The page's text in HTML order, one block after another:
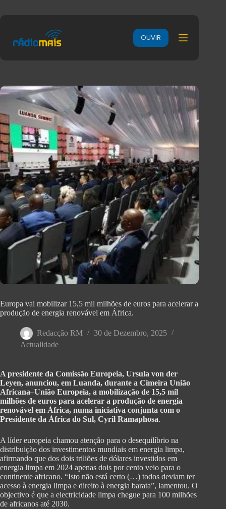
OUVIR
Europa vai mobilizar 15,5 mil milhões de euros para acelerar a
produção de energia renovável em África.
Redacção RM
30 de Dezembro, 2025
Actualidade
A presidente da Comissão Europeia, Ursula von der
Leyen, anunciou, em Luanda, durante a Cimeira União
Africana–União Europeia, a mobilização de 15,5 mil
milhões de euros para acelerar a produção de energia
renovável em África, numa iniciativa conjunta com o
Presidente da África do Sul, Cyril Ramaphosa.
A líder europeia chamou atenção para o desequilíbrio na
distribuição dos investimentos mundiais em energia limpa,
afirmando que dos dois triliões de dólares investidos em
energia limpa em 2024 apenas dois por cento veio para o
continente africano. “Isto não está certo (…) todos deviam ter
acesso à energia limpa e direito à energia barata”, lamentou. O
objectivo é que a electricidade limpa chegue para 100 milhões
de africanos até 2030.